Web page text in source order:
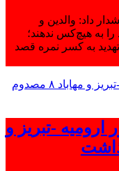
داد: والدین و
به هیچ‌کس ندهند؛
به کسر نمره قصد
-تبریز و